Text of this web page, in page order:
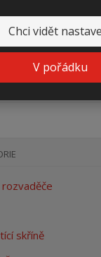
Chci vidět
V pořádku
33.1.33 pilíř nárys
33.1.33 pilíř nárys
skříně